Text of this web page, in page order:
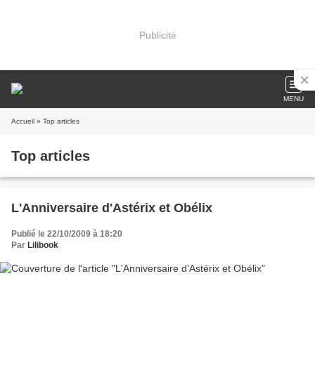
Publicité
MENU
Accueil » Top articles
Top articles
L'Anniversaire d'Astérix et Obélix
Publié le 22/10/2009 à 18:20
Par Lilibook